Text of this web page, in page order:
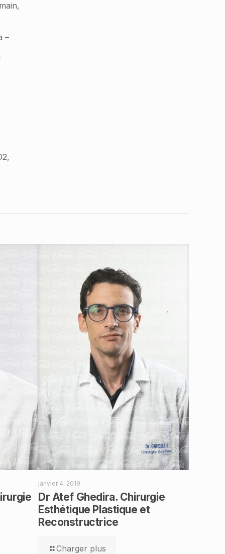
–
janvier 4, 2019
Dr Atef Ghedira. Chirurgie
Esthétique Plastique et
Reconstructrice
Charger plus